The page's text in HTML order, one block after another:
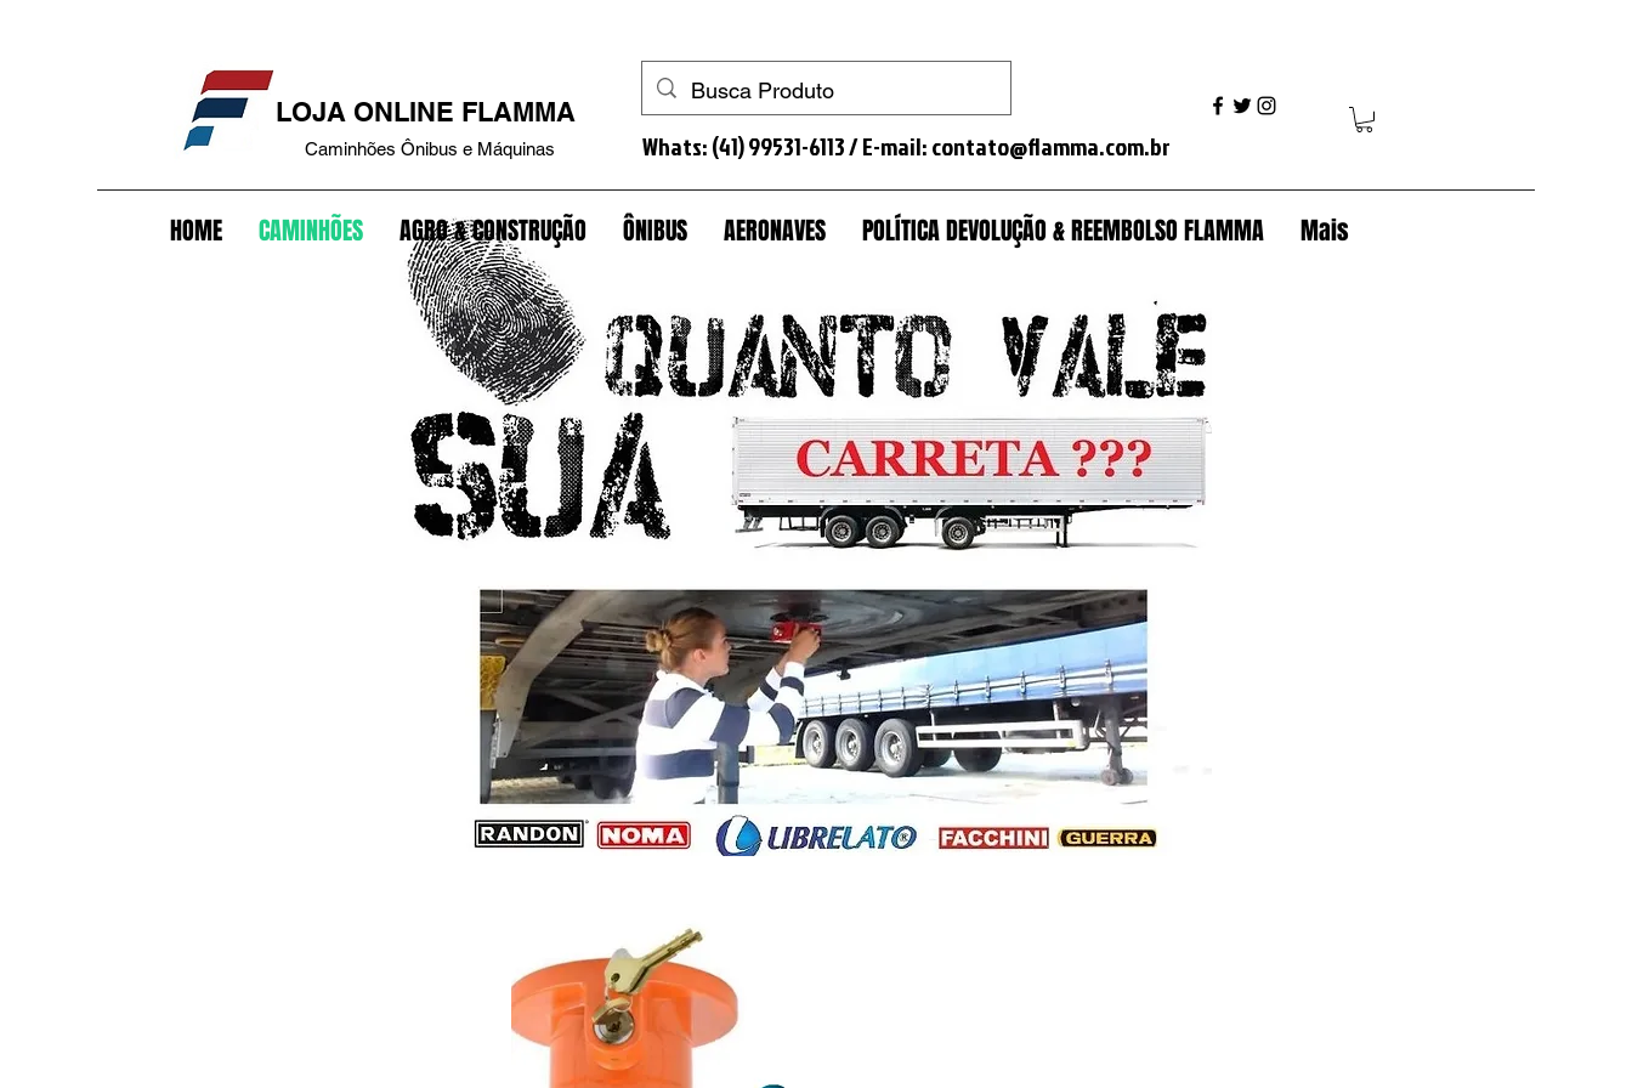
LOJA ONLINE FLAMMA
Caminhões Ônibus e Máquinas Whats: (41) 99531-6113 / E-mail:contato@flamma.com.br
HOME CAMINHÕES AGRO & CONSTRUÇÃO ÔNIBUS AERONAVES POLÍTICA DEVOLUÇÃO & REEMBOLSO FLAMMA Mais